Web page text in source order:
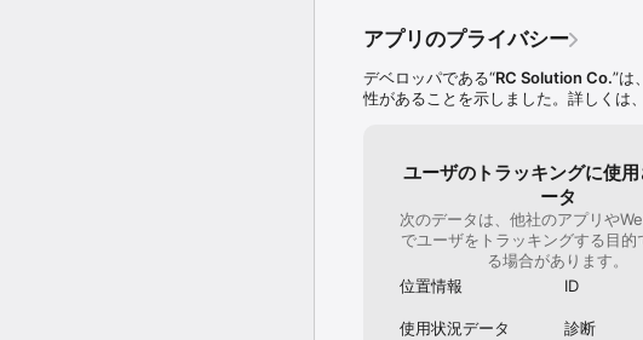
- プレミアムプラン：１２０円/月
- ファミリープラン(６人まで)：３６０
プレミアムプラン初回購入の方は1ヵ
利用いただけます。
◆ 有料プランでできること
1. チーム(ファミリープランのみ)
同じ住所にお住いの方でひとつのチ
プランで決めた自分の避難場所や防災
災害発生時には、自分の安否をチー
ます）
アプリのプライバシー
デベロッパである“RC Solution Co.”は
性があることを示しました。詳しくは、
ユーザのトラッキングに使
ータ
次のデータは、他社のアプリや
でユーザをトラッキングする目的
る場合があります。
位置情報
ID
使用状況データ 診断